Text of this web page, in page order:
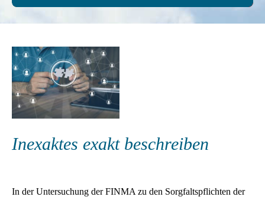
Inexaktes exakt beschreiben
In der Untersuchung der FINMA zu den Sorgfaltspflichten der